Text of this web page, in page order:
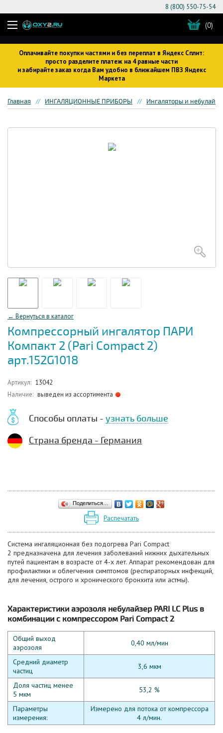
Оплачивайте покупки частями и без переплат в Яндекс Сплит:
просто разделите платеж на 4 равные части
и забирайте заказ когда Вам удобно в ближайшем ПВЗ Яндекс
Маркета
8 (800) 550-75-54
(0)
Главная ИНГАЛЯЦИОННЫЕ ПРИБОРЫ Ингаляторы и
← Вернуться в каталог
Компрессорный ингалятор ПАРИ
Компакт 2 (Pari Compact 2)
арт.152G1018
Артикул: 13042
Наличие: выведен из ассортимента
Способы оплаты - узнать больше
Страна бренда - Германия
Поделиться…
Распечатать
Система ингаляционная без подогрева Pari Compact
2 предназначена для лечения заболеваний нижних дыхательных
путей пациентам в возрасте от 4-х лет. Аппарат рекомендован для
профилактики и облегчения симптомов (респираторных инфекций,
для лечения, острого и хронического бронхита или астмы).
Характеристики аэрозоля небулайзер PARI LC Plus в
комбинации с компрессором Pari Compact 2
Общий выход
аэрозоля
0,40 мл/мин
Средний диаметр
частиц
3,6 мкм
Доля частиц менее
5 мкм
53,2 %
Параметры
измерения:
Измерено для потока от компрессора
4 л/мин.